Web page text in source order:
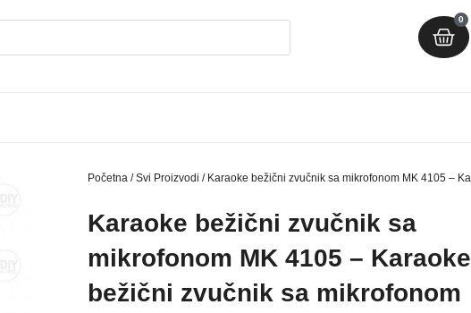
0
Početna /Svi Proizvodi / Karaoke bežični zvučnik sa mikrofonom MK 4105 –
Karaoke bežični zvučnik sa
mikrofonom MK 4105 – Karaoke
bežični zvučnik sa mikrofonom